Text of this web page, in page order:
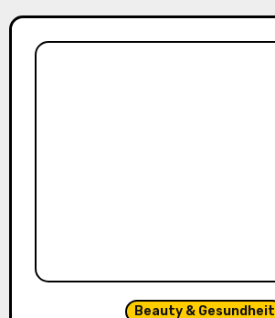
Beauty & Gesundheit